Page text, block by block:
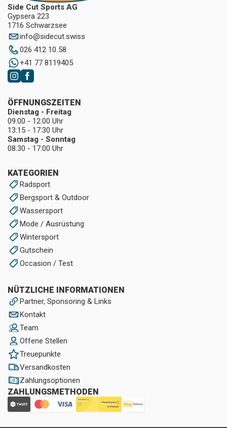
Side Cut Sports AG
Gypsera 223
1716 Schwarzsee
info@sidecut.swiss
026 412 10 58
+41 77 8119405
KATEGORIEN
Radsport
Bergsport & Outdoor
Wassersport
Mode / Ausrüstung
Wintersport
Gutschein
Occasion / Test
NÜTZLICHE INFORMATIONEN
Partner, Sponsoring & Links
Kontakt
Team
Offene Stellen
Treuepunkte
Versandkosten
Zahlungsoptionen
ZAHLUNGSMETHODEN
ÖFFNUNGSZEITEN
Dienstag - Freitag
09:00 - 12:00 Uhr
13:15 - 17:30 Uhr
Samstag - Sonntag
08:30 - 17:00 Uhr